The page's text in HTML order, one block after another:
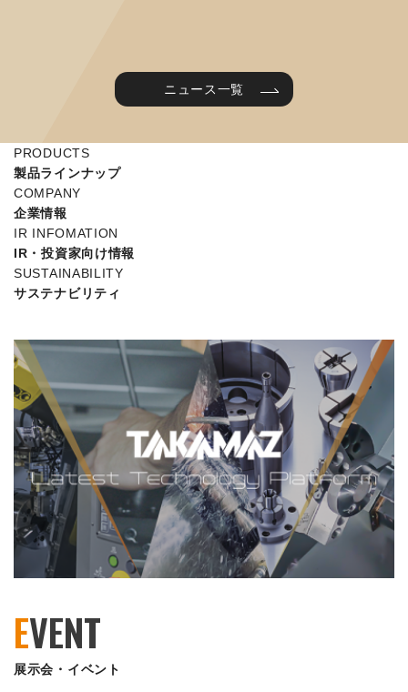
ニュース一覧
PRODUCTS
製品ラインナップ
COMPANY
企業情報
IR INFOMATION
IR・投資家向け情報
SUSTAINABILITY
サステナビリティ
EVENT
展示会・イベント